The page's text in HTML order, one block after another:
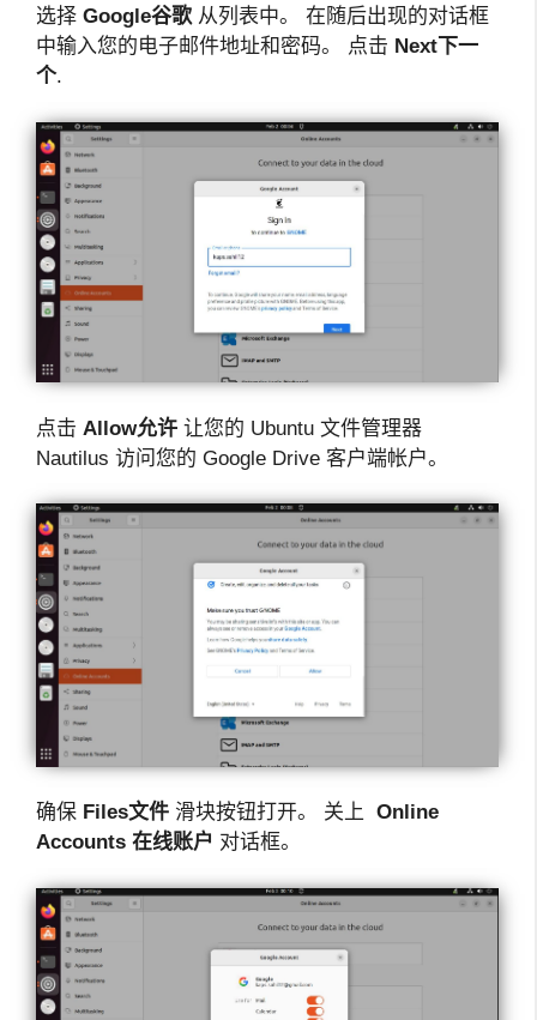
选择 Google谷歌 从列表中。 在随后出现的对话框
中输入您的电子邮件地址和密码。 点击 Next 下一
个.
点击 Allow允许 让您的 Ubuntu 文件管理器
Nautilus 访问您的 Google Drive 客户端帐户。
确保 Files文件 滑块按钮打开。 关上 Online
Accounts 在线账户 对话框。